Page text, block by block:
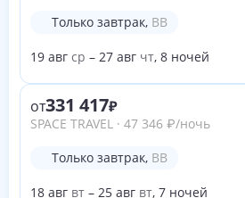
Только завтрак, BB
19 авг ср – 27 авг чт, 8 ночей
от331 417
SPACE TRAVEL · 47 346 ₽/ночь
Только завтрак, BB
18 авг вт – 25 авг вт, 7 ночей